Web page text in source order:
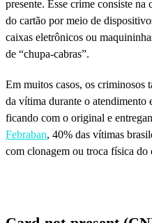
presente. Esse crime consiste na
do cartão por meio de
caixas eletrônicos ou
de “chupa-cabras”.
Em muitos casos, os criminosos
da vítima durante o atendimento
ficando com o original e
Febraban, 40% das vítimas
com clonagem ou troca física do